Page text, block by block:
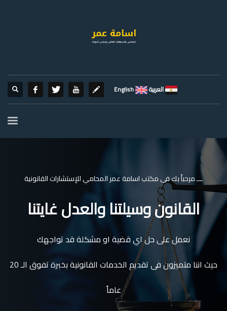
العربية English
ـــ مرحباً بك فى مكتب اسامة عمر المحامي للإستشارات القانونية
القانون وسيلتنا والعدل غايتنا
نعمل على حل اي قضية او مشكلة قد تواجهك
حيث اننا متميزون فى تقديم الخدمات القانونية بخبرة تفوق الـ 20
عاماً